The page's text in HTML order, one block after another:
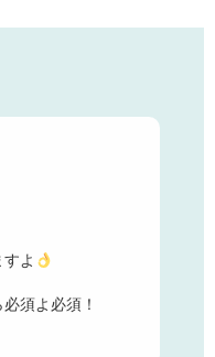
よ
須よ必須！